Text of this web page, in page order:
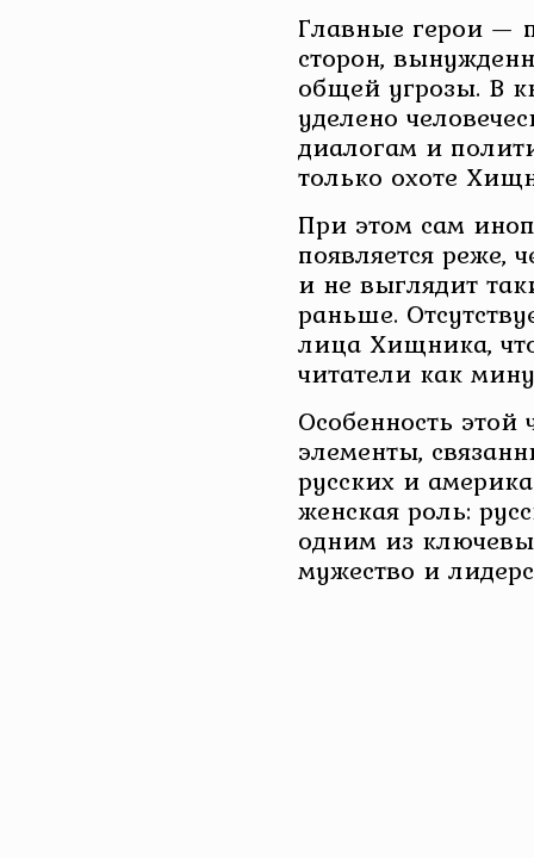
Главные герои —
сторон,
общей угрозы. В
уделено
диалогам и
только охоте
При этом сам
появляется реже,
и не выглядит
раньше.
лица Хищника,
читатели как
Особенность
элементы,
русских и
женская роль:
одним из
мужество и